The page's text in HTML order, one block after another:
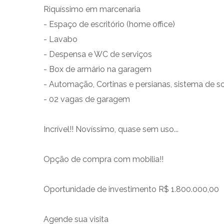
Riquíssimo em marcenaria
- Espaço de escritório (home office)
- Lavabo
- Despensa e WC de serviços
- ⁠Box de armário na garagem
- ⁠Automação, Cortinas e persianas, sistema de
- ⁠02 vagas de garagem
Incrível!! Novíssimo, quase sem uso...
Opção de compra com mobilia!!
Oportunidade de investimento R$ 1.800.000,00
Agende sua visita